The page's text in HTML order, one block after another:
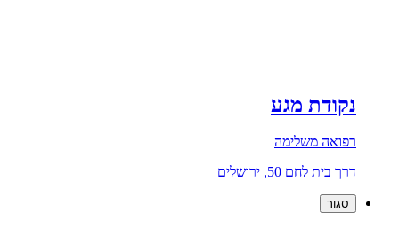
נקודת מגע
רפואה משלימה
דרך בית לחם 50, ירושלים
סגור